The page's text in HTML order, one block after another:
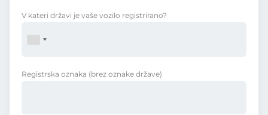
V kateri državi je vaše vozilo registrirano?
Registrska oznaka (brez oznake države)